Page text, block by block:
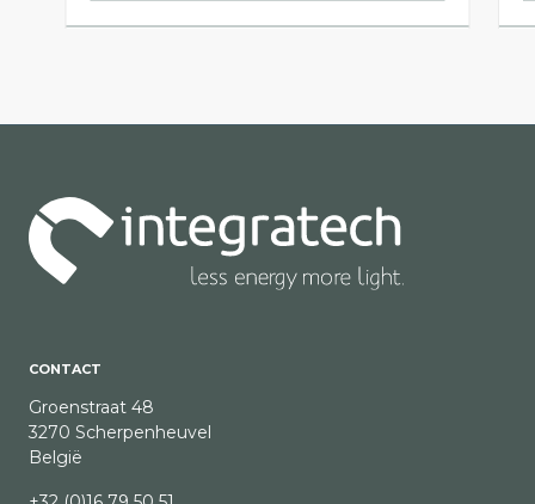
CONTACT
Groenstraat 48
3270 Scherpenheuvel
België